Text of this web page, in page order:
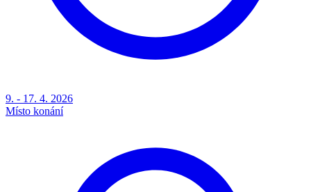
9. - 17. 4. 2026
Místo konání